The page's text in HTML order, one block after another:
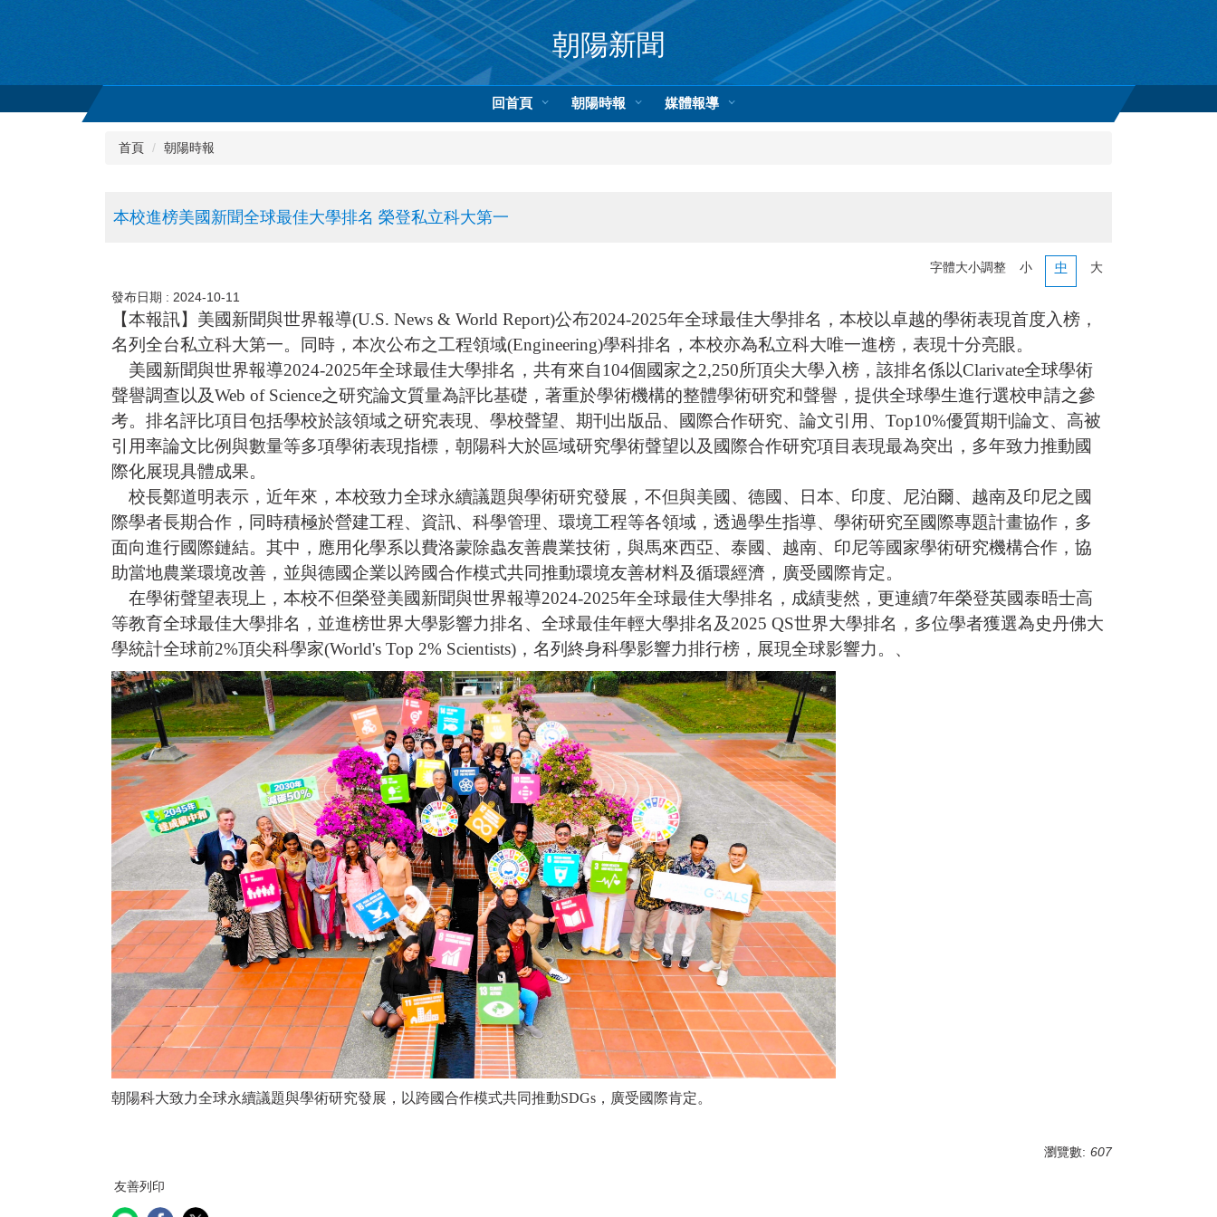
朝陽新聞
回首頁 朝陽時報 媒體報導
首頁 朝陽時報
本校進榜美國新聞全球最佳大學排名 榮登私立科大第一
字體大小調整 小 中 大
發布日期 : 2024-10-11
【本報訊】美國新聞與世界報導(U.S. News & World Report)公布2024-2025年全球最佳大學排名，本校以卓越的學術表現首度入榜，
名列全台私立科大第一。同時，本次公布之工程領域(Engineering)學科排名，本校亦為私立科大唯一進榜，表現十分亮眼。
美國新聞與世界報導2024-2025年全球最佳大學排名，共有來自104個國家之2,250所頂尖大學入榜，該排名係以Clarivate全球學術
聲譽調查以及Web of Science之研究論文質量為評比基礎，著重於學術機構的整體學術研究和聲譽，提供全球學生進行選校申請之參
考。排名評比項目包括學校於該領域之研究表現、學校聲望、期刊出版品、國際合作研究、論文引用、Top10%優質期刊論文、高被
引用率論文比例與數量等多項學術表現指標，朝陽科大於區域研究學術聲望以及國際合作研究項目表現最為突出，多年致力推動國
際化展現具體成果。
校長鄭道明表示，近年來，本校致力全球永續議題與學術研究發展，不但與美國、德國、日本、印度、尼泊爾、越南及印尼之國
際學者長期合作，同時積極於營建工程、資訊、科學管理、環境工程等各領域，透過學生指導、學術研究至國際專題計畫協作，多
面向進行國際鏈結。其中，應用化學系以費洛蒙除蟲友善農業技術，與馬來西亞、泰國、越南、印尼等國家學術研究機構合作，協
助當地農業環境改善，並與德國企業以跨國合作模式共同推動環境友善材料及循環經濟，廣受國際肯定。
在學術聲望表現上，本校不但榮登美國新聞與世界報導2024-2025年全球最佳大學排名，成績斐然，更連續7年榮登英國泰晤士高
等教育全球最佳大學排名，並進榜世界大學影響力排名、全球最佳年輕大學排名及2025 QS世界大學排名，多位學者獲選為史丹佛大
學統計全球前2%頂尖科學家(World's Top 2% Scientists)，名列終身科學影響力排行榜，展現全球影響力。、
朝陽科大致力全球永續議題與學術研究發展，以跨國合作模式共同推動SDGs，廣受國際肯定。
瀏覽數: 607
友善列印